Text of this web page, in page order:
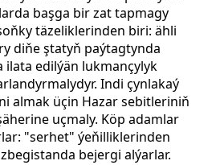
başga bir zat tapmagy
täzeliklerinden biri: ähli
diňe ştatyň paýtagtynda
ilata edilýän lukmançylyk
Indi çynlakaý
almak üçin Hazar sebitleriniň
uçmaly. Köp adamlar
"serhet" ýeňilliklerinden
bejergi alýarlar.